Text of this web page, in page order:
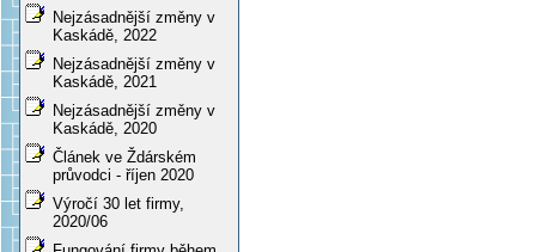
Nejzásadnější změny v
Kaskádě, 2022
Nejzásadnější změny v
Kaskádě, 2021
Nejzásadnější změny v
Kaskádě, 2020
Článek ve Ždárském
průvodci - říjen 2020
Výročí 30 let firmy,
2020/06